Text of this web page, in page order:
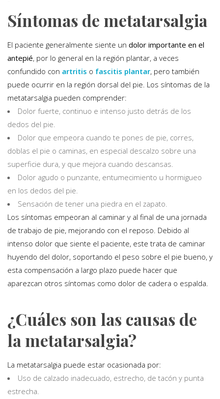
Síntomas de metatarsalgia
El paciente generalmente siente un dolor importante en el
antepié, por lo general en la región plantar, a veces
confundido con artritis o fascitis plantar, pero también
puede ocurrir en la región dorsal del pie. Los síntomas de la
metatarsalgia pueden comprender:
Dolor fuerte, continuo e intenso justo detrás de los
dedos del pie.
Dolor que empeora cuando te pones de pie, corres,
doblas el pie o caminas, en especial descalzo sobre una
superficie dura, y que mejora cuando descansas.
Dolor agudo o punzante, entumecimiento u hormigueo
en los dedos del pie.
Sensación de tener una piedra en el zapato.
Los síntomas empeoran al caminar y al final de una jornada
de trabajo de pie, mejorando con el reposo. Debido al
intenso dolor que siente el paciente, este trata de caminar
huyendo del dolor, soportando el peso sobre el pie bueno, y
esta compensación a largo plazo puede hacer que
aparezcan otros síntomas como dolor de cadera o espalda.
¿Cuáles son las causas de
la metatarsalgia?
La metatarsalgia puede estar ocasionada por:
Uso de calzado inadecuado, estrecho, de tacón y punta
estrecha.